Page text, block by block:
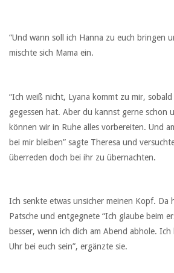
“Und wann soll ich Hanna zu euch bringen
mischte sich Mama ein.
“Ich weiß nicht, Lyana kommt zu mir,
gegessen hat. Aber du kannst gerne schon
können wir in Ruhe alles vorbereiten. Und
bei mir bleiben” sagte Theresa und
überreden doch bei ihr zu übernachten.
Ich senkte etwas unsicher meinen Kopf. Da
Patsche und entgegnete “Ich glaube beim
besser, wenn ich dich am Abend abhole.
Uhr bei euch sein”, ergänzte sie.